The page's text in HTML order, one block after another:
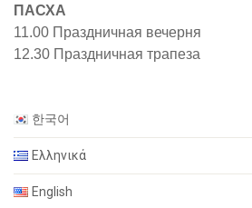
ПАСХА
11.00 Праздничная вечерня
12.30 Праздничная трапеза
한국어
Ελληνικά
English